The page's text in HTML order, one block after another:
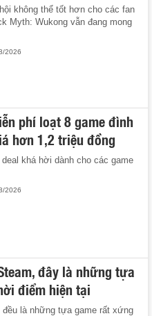
không thể tốt hơn cho các fan
Myth: Wukong vẫn đang mong
2026
phí loạt 8 game đình
hơn 1,2 triệu đồng
deal khá hời dành cho các game
2026
đây là những tựa
điểm hiện tại
đều là những tựa game rất xứng